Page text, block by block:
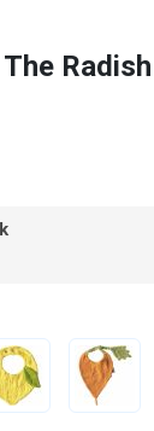
Radish